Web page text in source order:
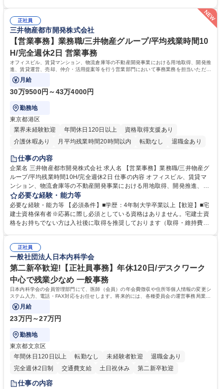
験で経営管理部内で経理へ異動した方もいらっしゃいます。年3回の面談
や個別面談を通してご自身のキャリアと向き合っていただき、会社として
もバックアップしていきます。 学歴・資格 学歴：大学院 大学 高専 短大
専修学校 高校 語学力： 資格：
正社員
三井物産都市開発株式会社
【営業事務】業務職/三井物産グループ/平均残業時間10
H/完全週休2日 営業事務
オフィスビル、賃貸マンション、物流倉庫等の不動産開発事業における用地取得、開発推
進、賃貸運営、売却、仲介・活用提案等を行う営業部門において事務業務を担当いただき
ます。
月給
30万9500円～43万4000円
勤務地
東京都港区
業界未経験歓迎
年間休日120日以上
資格取得支援あり
介護休暇あり
月平均残業時間20時間以内 転勤なし
退職金あり
在宅OK
賞与あり
駅近5分以内
土日祝休み 寮・社宅あり
仕事の内容
企業名 三井物産都市開発株式会社 求人名 【営業事務】業務職/三井物産グ
ループ/平均残業時間10H/完全週休2日 仕事の内容 オフィスビル、賃貸マ
ンション、物流倉庫等の不動産開発事業における用地取得、開発推進、賃
貸運営、売却、仲介・活用提案等を行う営業部門において事務業務を担当
いただきます。 【詳細】・契約書管理、契約書製本、捺印対応、ファイリ
ング、登記簿取得、調書取得・支払業務（各種費用支払、支払管理、請
求・支払データ登録、取引先マスター申請対応）・予算作成及び予実管
の他に担当頂く業務が発生する場合があります。 募集職種 【営業事務】
業務職/三井物産グループ/平均残業時間10H/完全週休2日
必要な経験・能力等
必要な経験・能力等 【必須条件】■学歴：4年制大学卒業以上【歓迎】■宅
建士資格保有者※応募に際し必須としている資格はありません。宅建士資
格をお持ちでない方は入社後に取得を推奨しております（取得・維持費用
ション力がある方。 ・チャレンジを厭わず、粘り強く業務に取り組める
方。多様な関係者と謙虚に信頼関係を構築でき、期限を意識したスケジュ
ール管理が出来る方。※将来的に他部署（営業部門、コーポレート部門）
へのジョブローテーションの可能性があります。 学歴・資格 学歴：大学
院 大学 語学力： 資格：宅地建物取引士
正社員
一般社団法人日本内科学会
第二新卒歓迎!【正社員事務】年休120日/デスクワーク
中心で残業少なめ 一般事務
日本内科学会の会員管理部門にて、医師（会員）の年会費徴収や住所等個人情報の変更シ
ステム入力、電話・FAX対応をお任せします。将来的には、各種委員会の運営事務局業務
などにも幅広く携わっていただきます。
月給
23万円～27万円
勤務地
東京都文京区
年間休日120日以上
転勤なし 未経験者歓迎
退職金あり
完全週休2日制
交通費支給 土日祝休み 第二新卒歓迎
仕事の内容